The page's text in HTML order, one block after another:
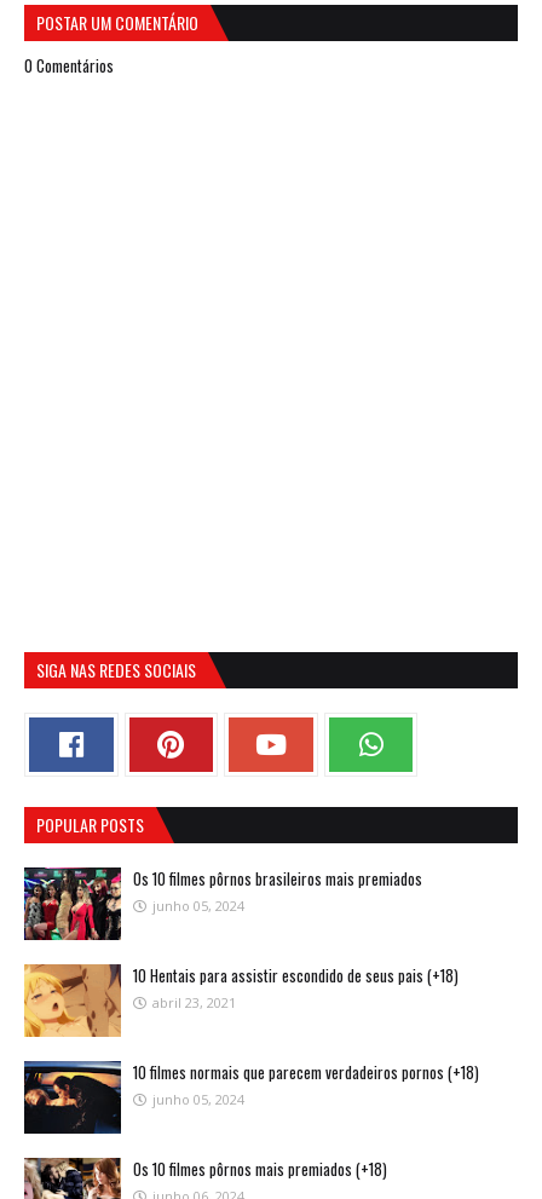
POSTAR UM COMENTÁRIO
0 Comentários
SIGA NAS REDES SOCIAIS
POPULAR POSTS
Os 10 filmes pôrnos brasileiros mais premiados
junho 05, 2024
10 Hentais para assistir escondido de seus pais (+18)
abril 23, 2021
10 filmes normais que parecem verdadeiros pornos (+18)
junho 05, 2024
Os 10 filmes pôrnos mais premiados (+18)